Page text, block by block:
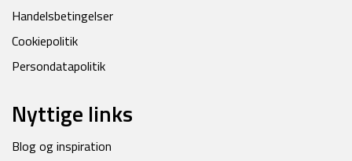
Handelsbetingelser
Cookiepolitik
Persondatapolitik
Nyttige links
Blog og inspiration